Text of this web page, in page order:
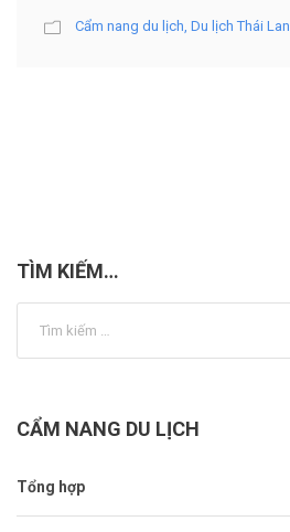
Cẩm nang du lịch Du lịch Thái Lan
TÌM KIẾM…
CẨM NANG DU LỊCH
Tổng hợp